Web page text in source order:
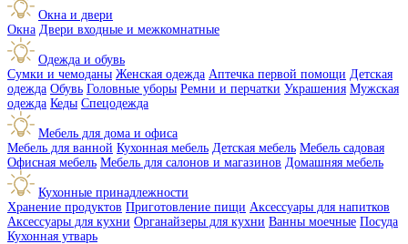
Окна и двери
Окна Двери входные и межкомнатные
Одежда и обувь
Сумки и чемоданы Женская одежда Аптечка первой помощи Детская
одежда Обувь Головные уборы Ремни и перчатки Украшения Мужская
одежда Кеды Спецодежда
Мебель для дома и офиса
Мебель для ванной Кухонная мебель Детская мебель Мебель садовая
Офисная мебель Мебель для салонов и магазинов Домашняя мебель
Кухонные принадлежности
Хранение продуктов Приготовление пищи Аксессуары для напитков
Аксессуары для кухни Органайзеры для кухни Ванны моечные Посуда
Кухонная утварь